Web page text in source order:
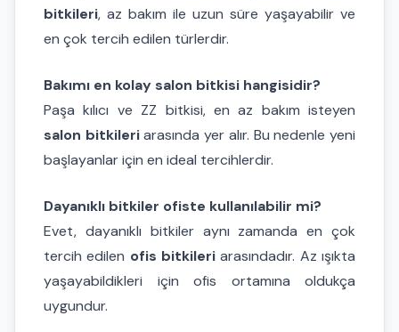
bitkileri, az bakım ile uzun süre yaşayabilir ve
en çok tercih edilen türlerdir.
Bakımı en kolay salon bitkisi hangisidir?
Paşa kılıcı ve ZZ bitkisi, en az bakım isteyen
salon bitkileriarasında yer alır. Bu nedenle yeni
başlayanlar için en ideal tercihlerdir.
Dayanıklı bitkiler ofiste kullanılabilir mi?
Evet, dayanıklı bitkiler aynı zamanda en çok
tercih edilen ofis bitkileri arasındadır. Az ışıkta
yaşayabildikleri için ofis ortamına oldukça
uygundur.